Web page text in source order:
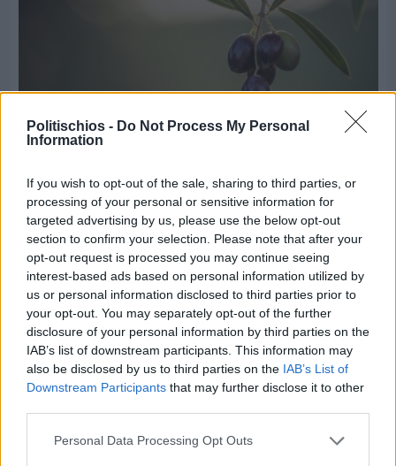
Politischios - Do Not Process My Personal
Information
If you wish to opt-out of the sale, sharing to third parties, or
processing of your personal or sensitive information for
targeted advertising by us, please use the below opt-out
section to confirm your selection. Please note that after your
opt-out request is processed you may continue seeing
interest-based ads based on personal information utilized by
us or personal information disclosed to third parties prior to
your opt-out. You may separately opt-out of the further
disclosure of your personal information by third parties on the
IAB’s list of downstream participants. This information may
also be disclosed by us to third parties on the IAB’s List of
Downstream Participants that may further disclose it to other
Personal Data Processing Opt Outs
Ελαιοκομικό Μητρώο: Ξεκινά η προετοιμασία
των ελαιοπαραγωγών στη Χίο
Διαφήμιση